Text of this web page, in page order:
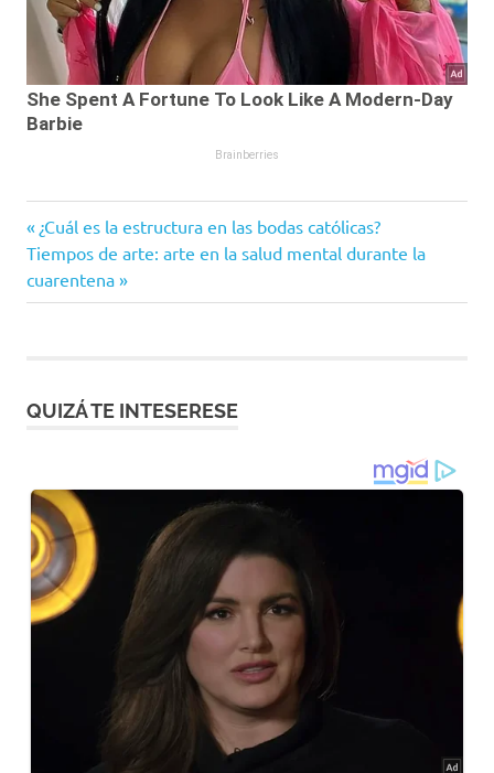
Navegación
de
Entrada
anterior:
¿Cuál es la estructura en las bodas católicas?
Siguiente
entrada:
Tiempos de arte: arte en la salud mental durante la
cuarentena
QUIZÁ TE INTESERESE